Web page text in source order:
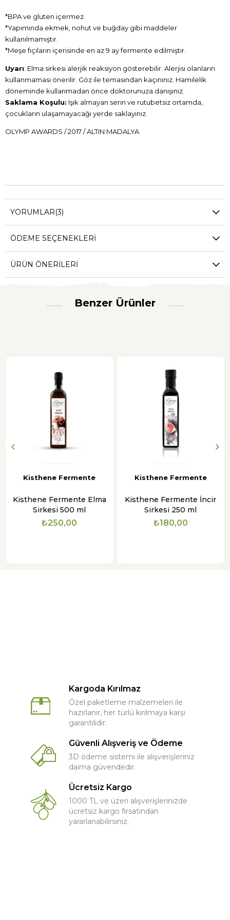
*BPA ve gluten içermez.
*Yapımında ekmek, nohut ve buğday gibi maddeler
kullanılmamıştır.
*Meşe fıçıların içerisinde en az 9 ay fermente edilmiştir.
Uyarı: Elma sirkesi alerjik reaksiyon gösterebilir. Alerjisi olanların
kullanmaması önerilir. Göz ile temasından kaçınınız. Hamilelik
döneminde kullanmadan önce doktorunuza danışınız.
Saklama Koşulu: Işık almayan serin ve rutubetsiz ortamda,
çocukların ulaşamayacağı yerde saklayınız.
OLYMP AWARDS / 2017 / ALTIN MADALYA
YORUMLAR(3)
ÖDEME SEÇENEKLERI
ÜRÜN ÖNERILERI
Benzer Ürünler
Kisthene Fermente
Kisthene Fermente Elma
Sirkesi 500 ml
₺250,00
Kisthene Fermente
Kisthene Fermente İncir
Sirkesi 250 ml
₺180,00
Kargoda Kırılmaz
Özel paketleme malzemeleri ile
hazırlanır, her türlü kırılmaya karşı
garantilidir.
Güvenli Alışveriş ve Ödeme
3D ödeme sistemi ile alışverişleriniz
daima güvendedir.
Ücretsiz Kargo
1000 TL ve üzeri alışverişlerinizde
ücretsiz kargo fırsatından
yararlanabilirsiniz.